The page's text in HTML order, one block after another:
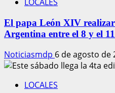
El papa León XIV
Argentina entre el 8 y el
Noticiasmdp 6 de agosto de
LOCALES